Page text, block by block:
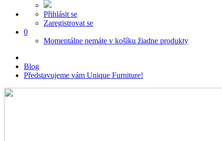
Přihlásit se
Zaregistrovat se
0
Momentálne nemáte v košíku žiadne produkty
Blog
Představujeme vám Unique Furniture!